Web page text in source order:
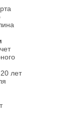
лет